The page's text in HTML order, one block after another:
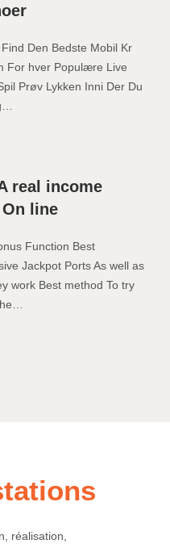
Den Bedste Mobil Kr
For hver Populære Live
Prøv Lykken Inni Der Du
real income
line
Function Best
Jackpot Ports As well as
work Best method To try
réalisation,